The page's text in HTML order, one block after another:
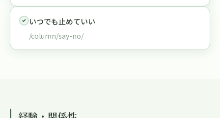
いつでも止めていい
/column/say-no/